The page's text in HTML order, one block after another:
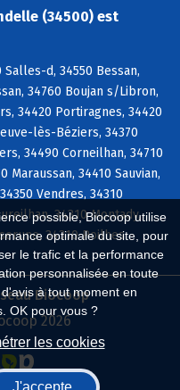
possible, Biocoop utilise
optimale du site, pour
le trafic et la performance
personnalisée en toute
à tout moment en
OK pour vous ?
les cookies
J'accepte
(34500) est
Salles-d, 34550 Bessan,
34760 Boujan s/Libron,
34420 Portiragnes, 34420
lès-Béziers, 34370
34490 Corneilhan, 34710
Maraussan, 34410 Sauvian,
Vendres, 34310
34310 Montady,
34310 Poilhes
Biocoop
2026